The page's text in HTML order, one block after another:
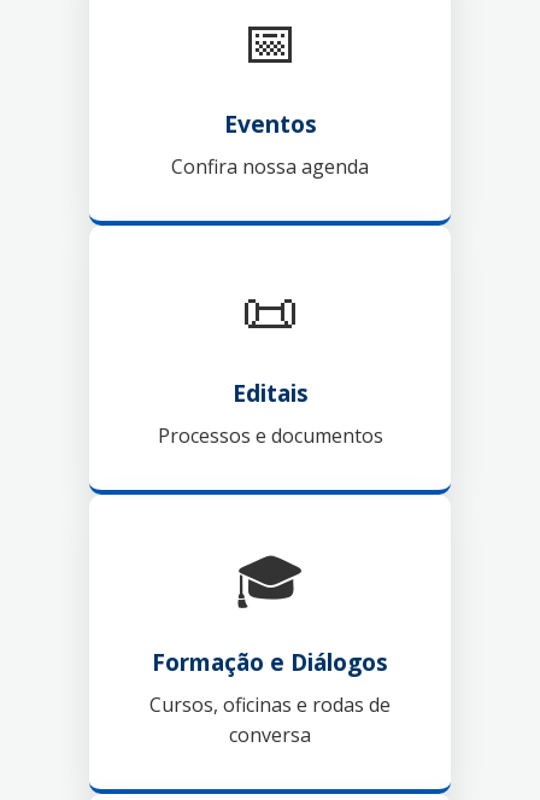
📅
Eventos
Confira nossa agenda
📜
Editais
Processos e documentos
🎓
Formação e Diálogos
Cursos, oficinas e rodas de
conversa